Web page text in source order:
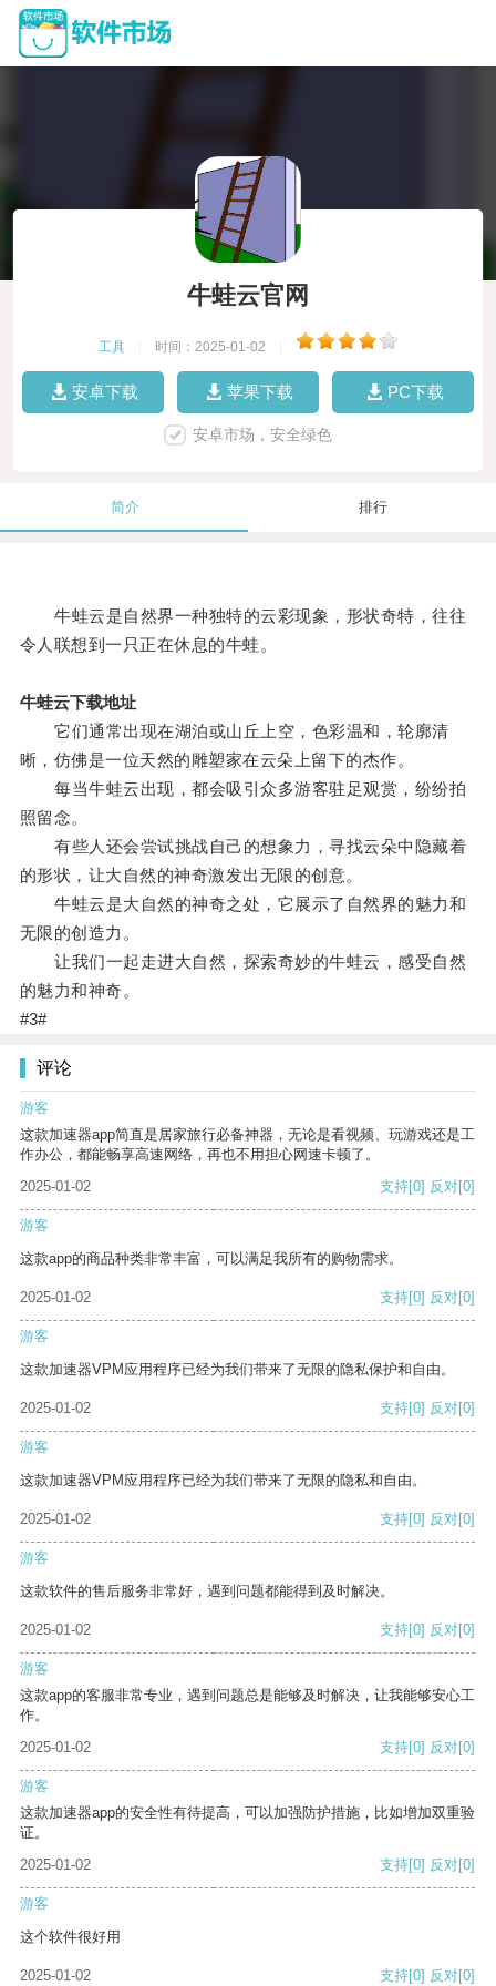
牛蛙云官网
工具 时间：2025-01-02
安卓下载 苹果下载 PC下载
安卓市场，安全绿色
简介 排行
牛蛙云是自然界一种独特的云彩现象，形状奇特，往往
令人联想到一只正在休息的牛蛙。
牛蛙云下载地址
它们通常出现在湖泊或山丘上空，色彩温和，轮廓清
晰，仿佛是一位天然的雕塑家在云朵上留下的杰作。
每当牛蛙云出现，都会吸引众多游客驻足观赏，纷纷拍
照留念。
有些人还会尝试挑战自己的想象力，寻找云朵中隐藏着
的形状，让大自然的神奇激发出无限的创意。
牛蛙云是大自然的神奇之处，它展示了自然界的魅力和
无限的创造力。
让我们一起走进大自然，探索奇妙的牛蛙云，感受自然
的魅力和神奇。
#3#
评论
游客
这款加速器app简直是居家旅行必备神器，无论是看视频、玩游戏还是工
作办公，都能畅享高速网络，再也不用担心网速卡顿了。
2025-01-02
支持[0] 反对[0]
游客
这款app的商品种类非常丰富，可以满足我所有的购物需求。
2025-01-02 支持[0] 反对[0]
游客
这款加速器VPM应用程序已经为我们带来了无限的隐私保护和自由。
2025-01-02 支持[0] 反对[0]
游客
这款加速器VPM应用程序已经为我们带来了无限的隐私和自由。
2025-01-02 支持[0] 反对[0]
游客
这款软件的售后服务非常好，遇到问题都能得到及时解决。
2025-01-02 支持[0] 反对[0]
游客
这款app的客服非常专业，遇到问题总是能够及时解决，让我能够安心工
作。
2025-01-02
支持[0] 反对[0]
游客
这款加速器app的安全性有待提高，可以加强防护措施，比如增加双重验
证。
2025-01-02
支持[0] 反对[0]
游客
这个软件很好用
2025-01-02 支持[0] 反对[0]